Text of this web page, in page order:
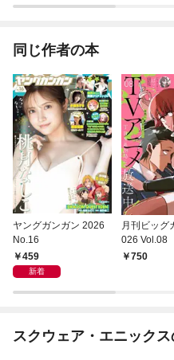
件～
同じ作者の本
ヤングガンガン 2026
No.16
459
新着
月刊ビッグ
026 Vol.08
750
スクウェア・エニック